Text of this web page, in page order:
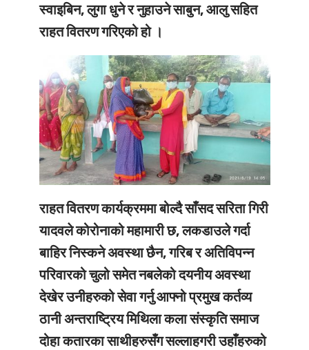
स्वाइबिन, लुगा धुने र नुहाउने साबुन, आलु सहित
राहत वितरण गरिएको हो ।
राहत वितरण कार्यक्रममा बोल्दै साँसद सरिता गिरी
यादवले कोरोनाको महामारी छ, लकडाउले गर्दा
बाहिर निस्कने अवस्था छैन, गरिब र अतिविपन्न
परिवारको चुलो समेत नबलेको दयनीय अवस्था
देखेर उनीहरुको सेवा गर्नु आफ्नो प्रमुख कर्तव्य
ठानी अन्तराष्ट्रिय मिथिला कला संस्कृति समाज
दोहा कतारका साथीहरुसँग सल्लाहगरी उहाँहरुको